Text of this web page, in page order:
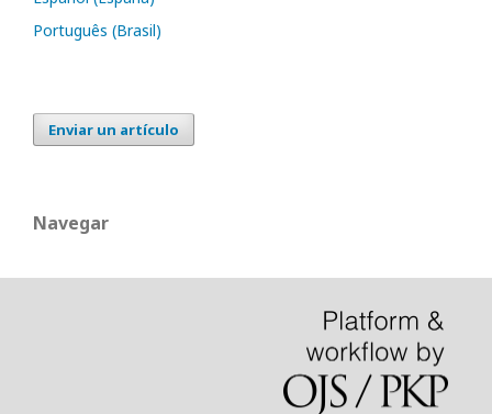
Português (Brasil)
Enviar un artículo
Navegar